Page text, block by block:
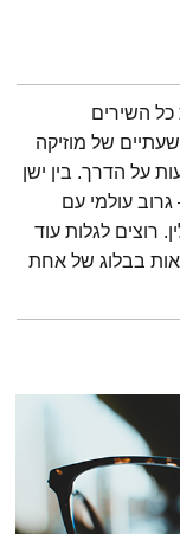
השירים
של מוזיקה
על הדרך. בין ישן
עולמי עם
רוצים לגלות עוד
בבלוג של אחת